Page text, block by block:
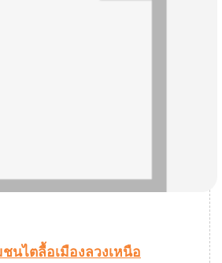
นไตลื้อเมืองลวงเหนือ